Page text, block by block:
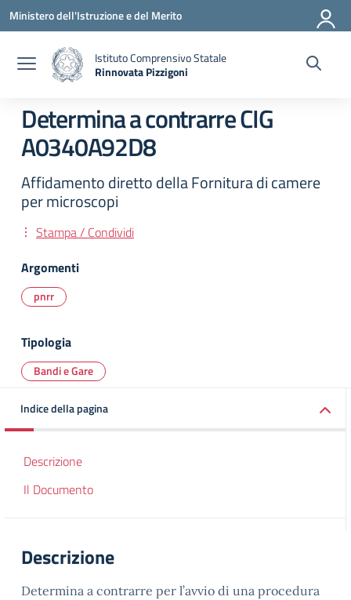
Vai ai contenuti
Vai al menu di navigazione
Vai al footer
Ministero dell'Istruzione e del Merito
Istituto Comprensivo Statale
Rinnovata Pizzigoni
Determina a contrarre CIG
A0340A92D8
Affidamento diretto della Fornitura di camere
per microscopi
Stampa / Condividi
Argomenti
pnrr
Tipologia
Bandi e Gare
Indice della pagina
Descrizione
Il Documento
Descrizione
Determina a contrarre per l’avvio di una procedura